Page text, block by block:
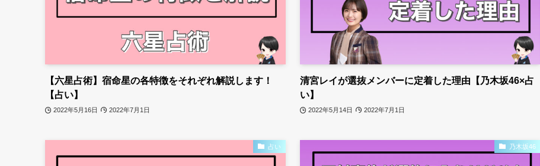
【六星占術】宿命星の各特徴をそれぞれ解説します！
【占い】
2022年5月16日 2022年7月1日
清宮レイが選抜メンバーに定着した理由【乃木坂46×占
い】
2022年5月14日 2022年7月1日
占い 乃木坂46